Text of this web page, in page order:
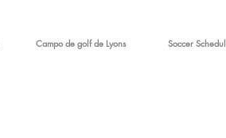
Campo de golf de Lyons Soccer